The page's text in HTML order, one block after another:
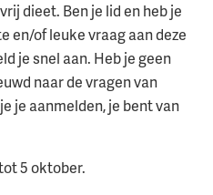
dieet. Ben je lid en heb je
en/of leuke vraag aan deze
je snel aan. Heb je geen
naar de vragen van
je aanmelden, je bent van
5 oktober.